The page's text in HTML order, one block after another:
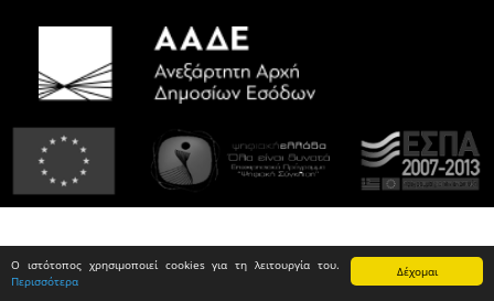
Δέχομαι
Ο ιστότοπος χρησιμοποιεί cookies για τη λειτουργία του.
Περισσότερα